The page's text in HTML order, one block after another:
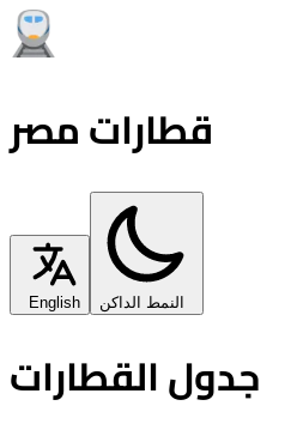
قطارات مصر
English النمط الداكن
جدول القطارات